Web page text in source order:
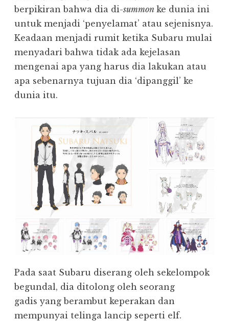
berpikiran bahwa dia di-summon ke dunia ini
untuk menjadi ‘penyelamat’ atau sejenisnya.
Keadaan menjadi rumit ketika Subaru mulai
menyadari bahwa tidak ada kejelasan
mengenai apa yang harus dia lakukan atau
apa sebenarnya tujuan dia ‘dipanggil’ ke
dunia itu.
Pada saat Subaru diserang oleh sekelompok
begundal, dia ditolong oleh seorang
gadis yang berambut keperakan dan
mempunyai telinga lancip seperti elf.